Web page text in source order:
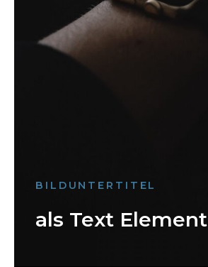
BILDUNTERTITEL
als Text Element